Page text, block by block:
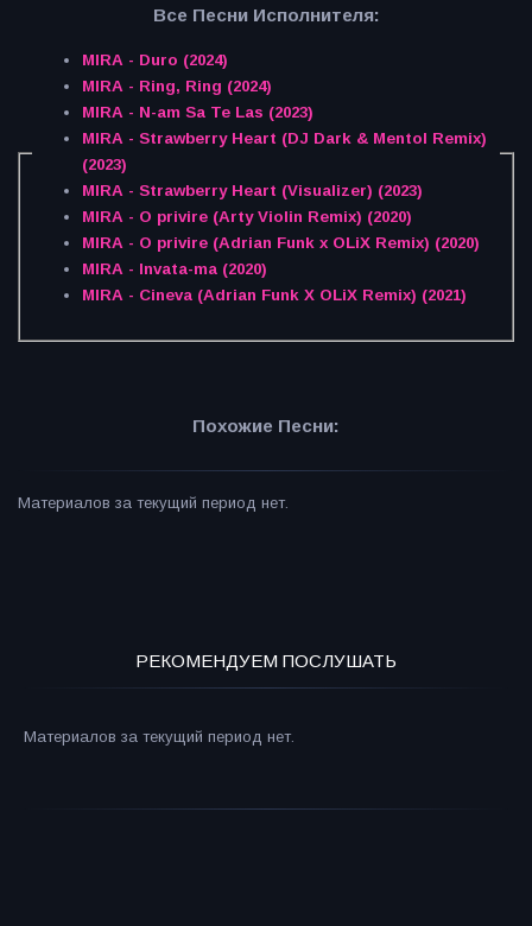
Все Песни Исполнителя:
MIRA - Duro (2024)
MIRA - Ring, Ring (2024)
MIRA - N-am Sa Te Las (2023)
MIRA - Strawberry Heart (DJ Dark & Mentol Remix)
(2023)
MIRA - Strawberry Heart (Visualizer) (2023)
MIRA - O privire (Arty Violin Remix) (2020)
MIRA - O privire (Adrian Funk x OLiX Remix) (2020)
MIRA - Invata-ma (2020)
MIRA - Cineva (Adrian Funk X OLiX Remix) (2021)
Похожие Песни:
Материалов за текущий период нет.
РЕКОМЕНДУЕМ ПОСЛУШАТЬ
Материалов за текущий период нет.